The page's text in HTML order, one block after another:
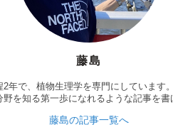
藤島
年で、植物生理学を専門にしています
を知る第一歩になれるような記事を書
藤島の記事一覧へ